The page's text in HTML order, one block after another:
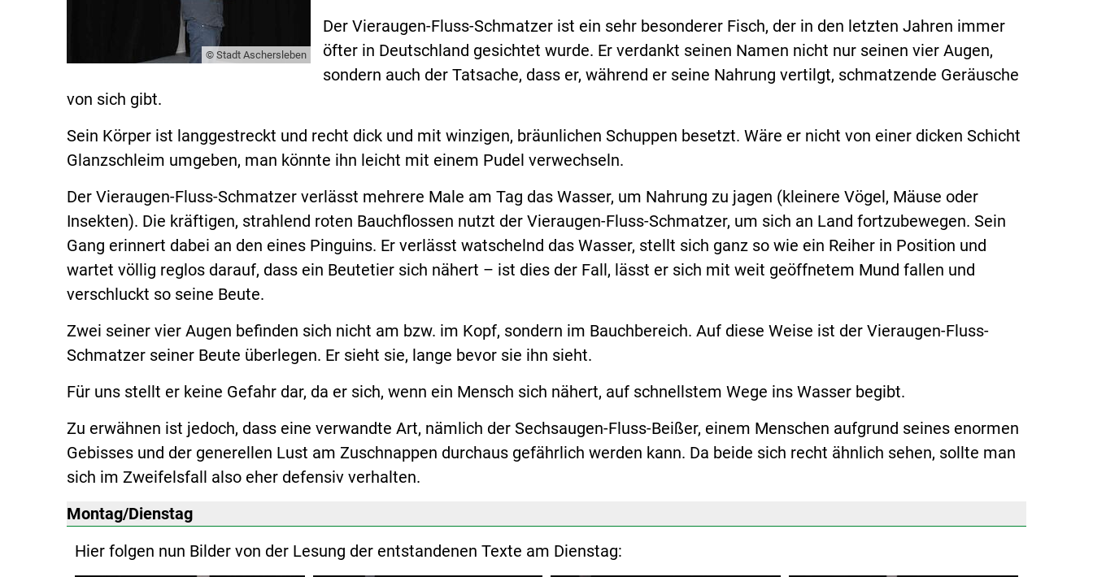
© Stadt Aschersleben
Der Vieraugen-Fluss-Schmatzer ist ein sehr besonderer Fisch, der in den letzten Jahren immer
öfter in Deutschland gesichtet wurde. Er verdankt seinen Namen nicht nur seinen vier Augen,
sondern auch der Tatsache, dass er, während er seine Nahrung vertilgt, schmatzende Geräusche
von sich gibt.
Sein Körper ist langgestreckt und recht dick und mit winzigen, bräunlichen Schuppen besetzt. Wäre er nicht von einer dicken Schicht
Glanzschleim umgeben, man könnte ihn leicht mit einem Pudel verwechseln.
Der Vieraugen-Fluss-Schmatzer verlässt mehrere Male am Tag das Wasser, um Nahrung zu jagen (kleinere Vögel, Mäuse oder
Insekten). Die kräftigen, strahlend roten Bauchflossen nutzt der Vieraugen-Fluss-Schmatzer, um sich an Land fortzubewegen. Sein
Gang erinnert dabei an den eines Pinguins. Er verlässt watschelnd das Wasser, stellt sich ganz so wie ein Reiher in Position und
wartet völlig reglos darauf, dass ein Beutetier sich nähert – ist dies der Fall, lässt er sich mit weit geöffnetem Mund fallen und
verschluckt so seine Beute.
Zwei seiner vier Augen befinden sich nicht am bzw. im Kopf, sondern im Bauchbereich. Auf diese Weise ist der Vieraugen-Fluss-
Schmatzer seiner Beute überlegen. Er sieht sie, lange bevor sie ihn sieht.
Für uns stellt er keine Gefahr dar, da er sich, wenn ein Mensch sich nähert, auf schnellstem Wege ins Wasser begibt.
Zu erwähnen ist jedoch, dass eine verwandte Art, nämlich der Sechsaugen-Fluss-Beißer, einem Menschen aufgrund seines enormen
Gebisses und der generellen Lust am Zuschnappen durchaus gefährlich werden kann. Da beide sich recht ähnlich sehen, sollte man
sich im Zweifelsfall also eher defensiv verhalten.
Montag/Dienstag
Hier folgen nun Bilder von der Lesung der entstandenen Texte am Dienstag: